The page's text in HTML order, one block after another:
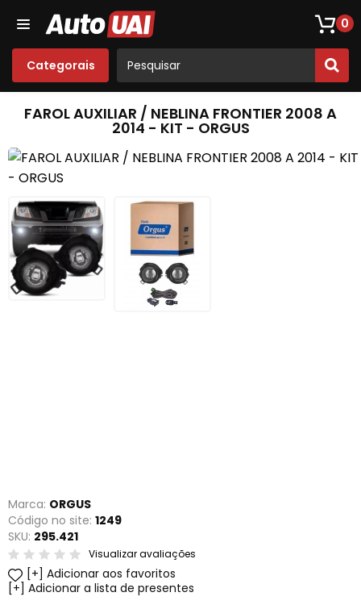
0
Categorais
Loja De Peças De Fusca Som
FAROL AUXILIAR / NEBLINA FRONTIER 2008 A
2014 - KIT - ORGUS
Marca: ORGUS
Código no site: 1249
SKU: 295.421
Visualizar avaliações
Adicionar aos favoritos
Adicionar a lista de presentes